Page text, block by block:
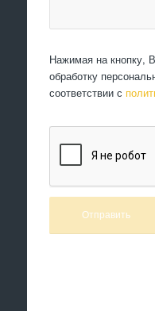
Нажимая на кнопку,
обработку
соответствии с